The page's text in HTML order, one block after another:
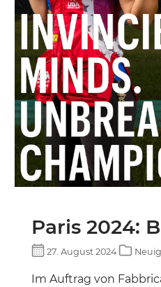
Paris 2024:
27. August 2024
Im Auftrag von